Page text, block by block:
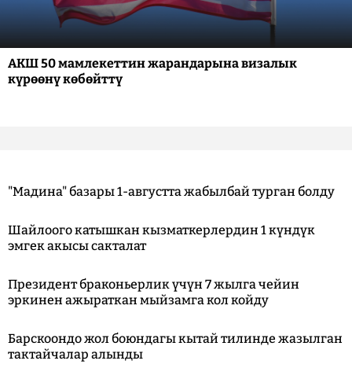
АКШ 50 мамлекеттин жарандарына визалык
күрөөнү көбөйттү
"Мадина" базары 1-августта жабылбай турган болду
Шайлоого катышкан кызматкерлердин 1 күндүк
эмгек акысы сакталат
Президент браконьерлик үчүн 7 жылга чейин
эркинен ажыраткан мыйзамга кол койду
Барскоондо жол боюндагы кытай тилинде жазылган
тактайчалар алынды